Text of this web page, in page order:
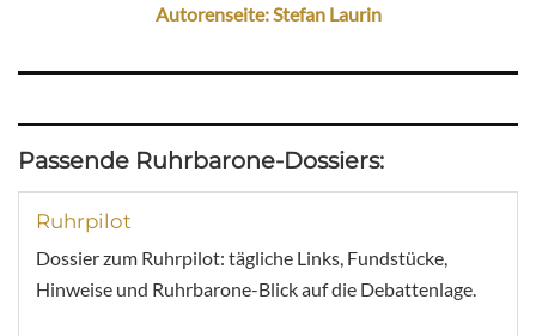
Autorenseite: Stefan Laurin
Passende Ruhrbarone-Dossiers:
Ruhrpilot
Dossier zum Ruhrpilot: tägliche Links, Fundstücke,
Hinweise und Ruhrbarone-Blick auf die Debattenlage.